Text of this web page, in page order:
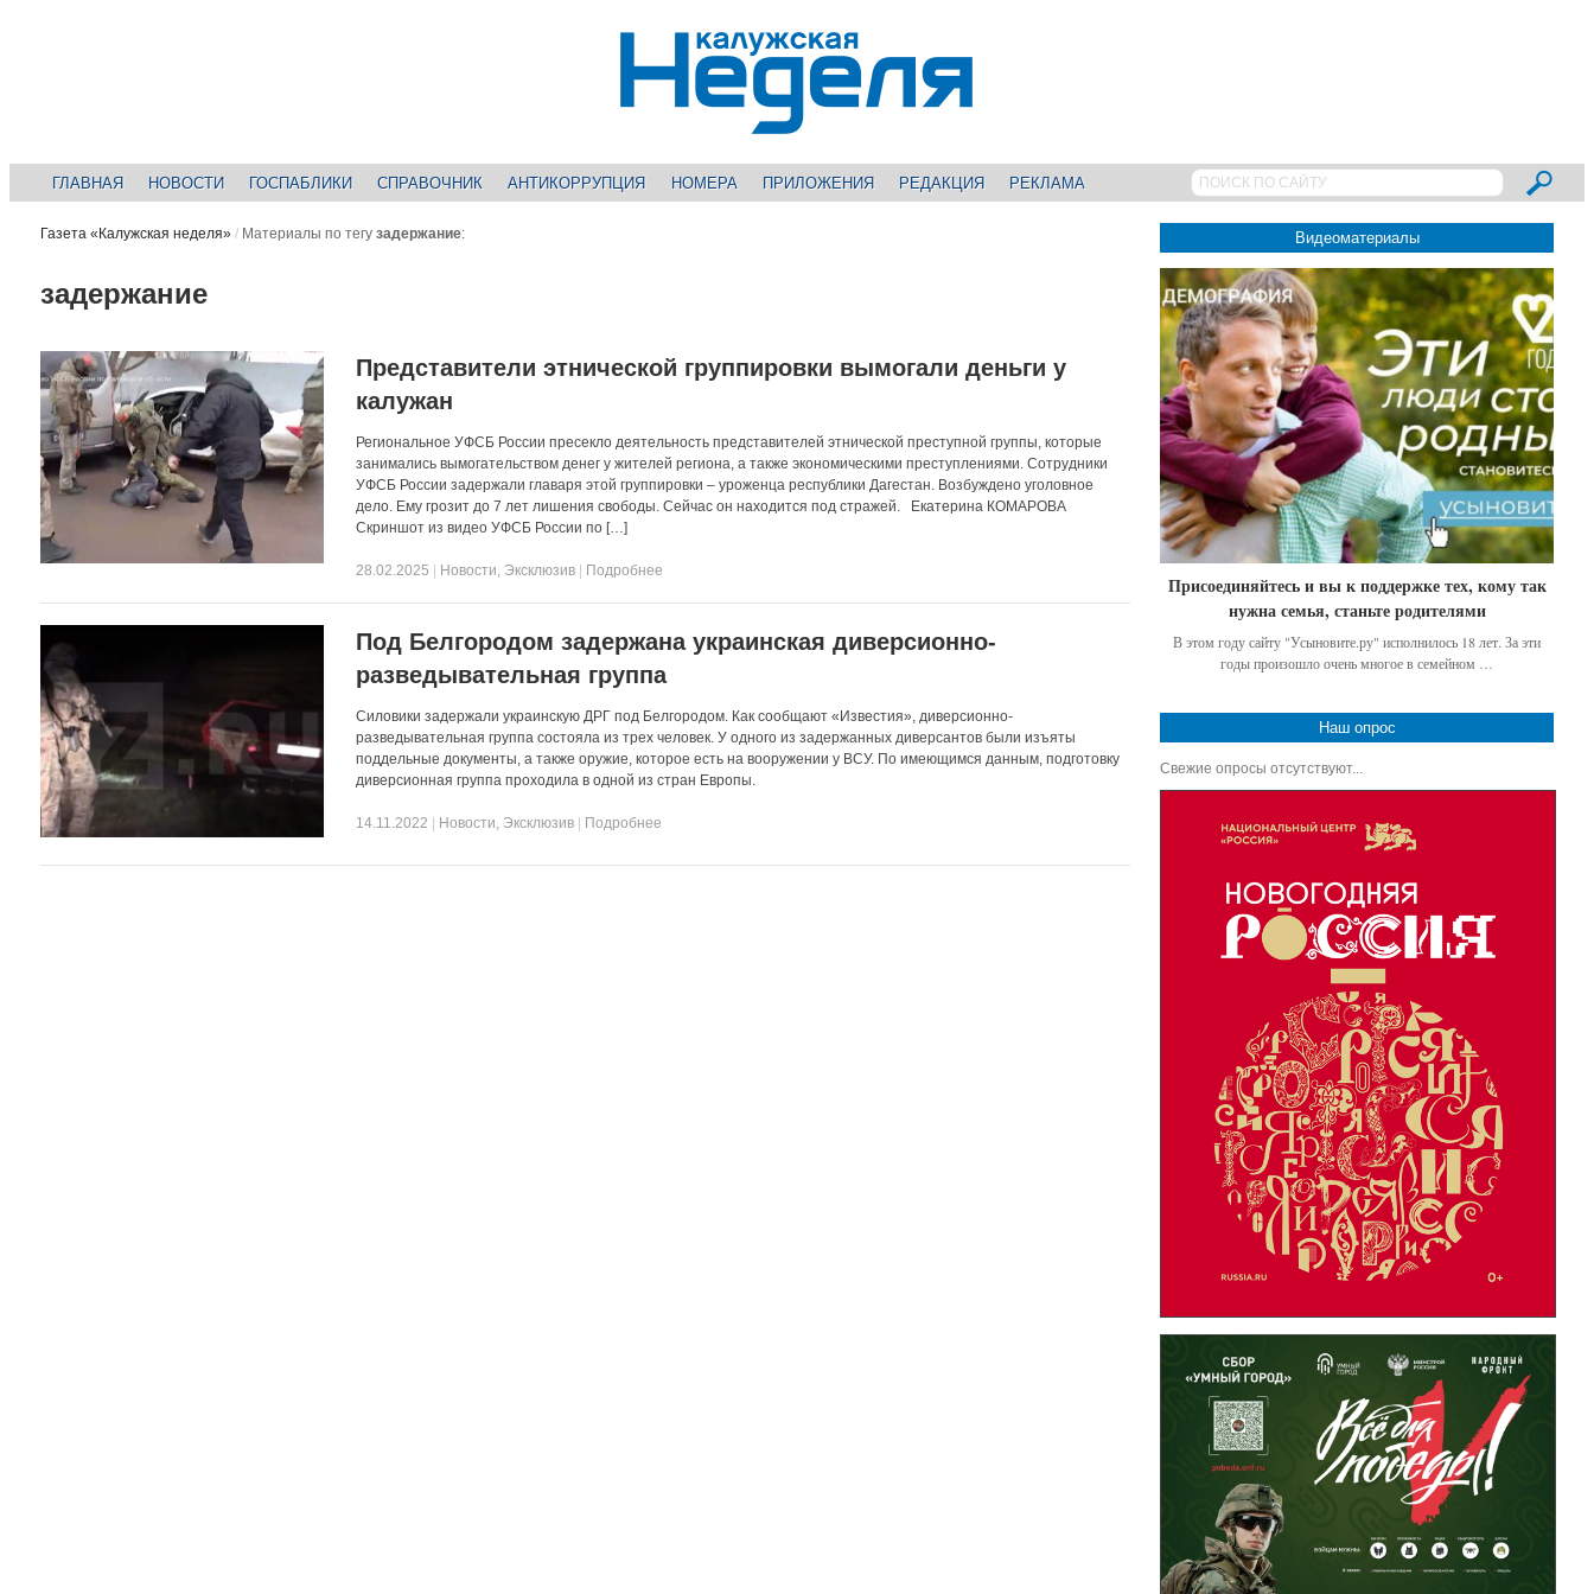
ГЛАВНАЯ НОВОСТИ ГОСПАБЛИКИ СПРАВОЧНИК АНТИКОРРУПЦИЯ НОМЕРА ПРИЛОЖЕНИЯ РЕДАКЦИЯ РЕКЛАМА
Газета «Калужская неделя» / Материалы по тегу задержание:
задержание
Представители этнической группировки вымогали деньги у
калужан
Региональное УФСБ России пресекло деятельность представителей этнической преступной группы, которые
занимались вымогательством денег у жителей региона, а также экономическими преступлениями. Сотрудники
УФСБ России задержали главаря этой группировки – уроженца республики Дагестан. Возбуждено уголовное
дело. Ему грозит до 7 лет лишения свободы. Сейчас он находится под стражей. Екатерина КОМАРОВА
Скриншот из видео УФСБ России по […]
28.02.2025 Новости, Эксклюзив Подробнее
Под Белгородом задержана украинская диверсионно-
разведывательная группа
Силовики задержали украинскую ДРГ под Белгородом. Как сообщают «Известия», диверсионно-
разведывательная группа состояла из трех человек. У одного из задержанных диверсантов были изъяты
поддельные документы, а также оружие, которое есть на вооружении у ВСУ. По имеющимся данным, подготовку
диверсионная группа проходила в одной из стран Европы.
14.11.2022 Новости, Эксклюзив Подробнее
Видеоматериалы
Присоединяйтесь и вы к поддержке тех, кому так
нужна семья, станьте родителями
В этом году сайту "Усыновите.ру" исполнилось 18 лет. За эти
годы произошло очень многое в семейном …
Наш опрос
Свежие опросы отсутствуют...